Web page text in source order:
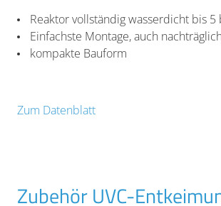
Reaktor vollständig wasserdicht bis 5
Einfachste Montage, auch nachträglich
kompakte Bauform
Zum Datenblatt
Zubehör UVC-